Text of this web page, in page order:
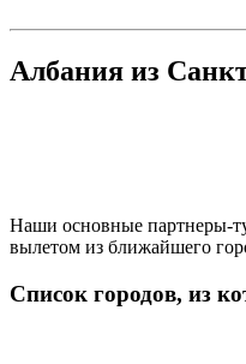
Албания из
Наши основные партнеры-
вылетом из ближайшего
Список городов, из